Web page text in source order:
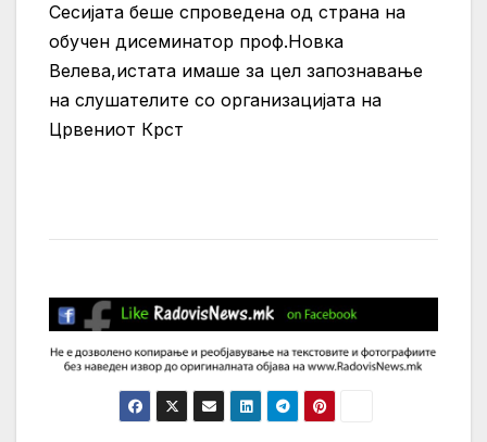
Сесијата беше спроведена од страна на
обучен дисеминатор проф.Новка
Велева,истата имаше за цел запознавање
на слушателите со организацијата на
Црвениот Крст